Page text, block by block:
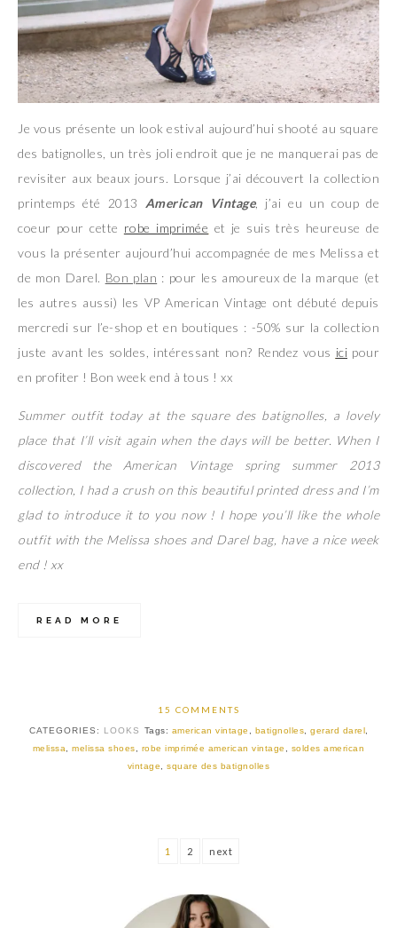
Je vous présente un look estival aujourd’hui shooté au square
des batignolles, un très joli endroit que je ne manquerai pas de
revisiter aux beaux jours. Lorsque j’ai découvert la collection
printemps été 2013 American Vintage, j’ai eu un coup de
coeur pour cette robe imprimée et je suis très heureuse de
vous la présenter aujourd’hui accompagnée de mes Melissa et
de mon Darel. Bon plan : pour les amoureux de la marque (et
les autres aussi) les VP American Vintage ont débuté depuis
mercredi sur l’e-shop et en boutiques : -50% sur la collection
juste avant les soldes, intéressant non? Rendez vous ici pour
en profiter ! Bon week end à tous ! xx
Summer outfit today at the square des batignolles, a lovely
place that I’ll visit again when the days will be better. When I
discovered the American Vintage spring summer 2013
collection, I had a crush on this beautiful printed dress and I’m
glad to introduce it to you now ! I hope you’ll like the whole
outfit with the Melissa shoes and Darel bag, have a nice week
end ! xx
READ MORE
15 COMMENTS
CATEGORIES: LOOKS Tags: american vintage , batignolles, gerard darel ,
melissa,melissa shoes, robe imprimée american vintage , soldes american
vintage,square des batignolles
1 2 next